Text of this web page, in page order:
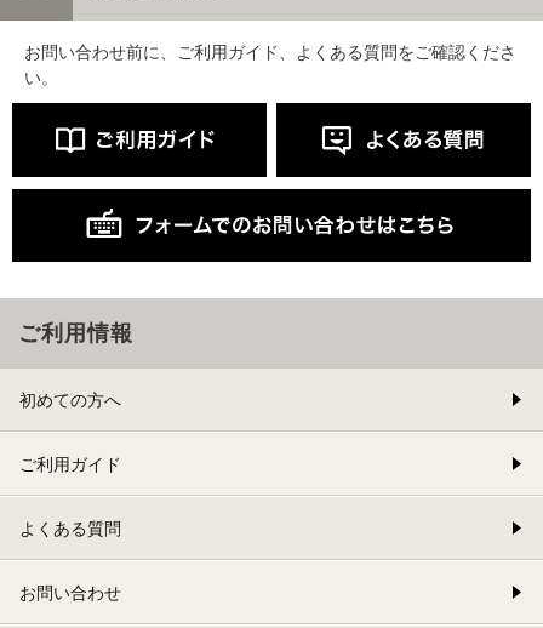
お問い合わせ前に、ご利用ガイド、よくある質問をご確認くださ
い。
ご利用情報
初めての方へ
ご利用ガイド
よくある質問
お問い合わせ